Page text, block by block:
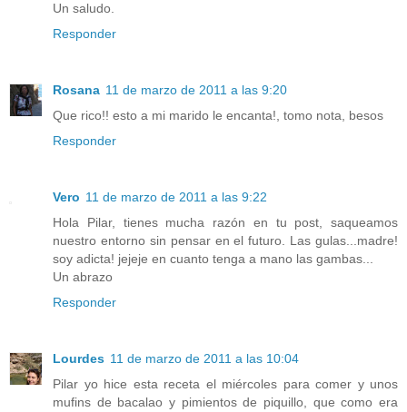
Un saludo.
Responder
Rosana 11 de marzo de 2011 a las 9:20
Que rico!! esto a mi marido le encanta!, tomo nota, besos
Responder
Vero 11 de marzo de 2011 a las 9:22
Hola Pilar, tienes mucha razón en tu post, saqueamos
nuestro entorno sin pensar en el futuro. Las gulas...madre!
soy adicta! jejeje en cuanto tenga a mano las gambas...
Un abrazo
Responder
Lourdes 11 de marzo de 2011 a las 10:04
Pilar yo hice esta receta el miércoles para comer y unos
mufins de bacalao y pimientos de piquillo, que como era